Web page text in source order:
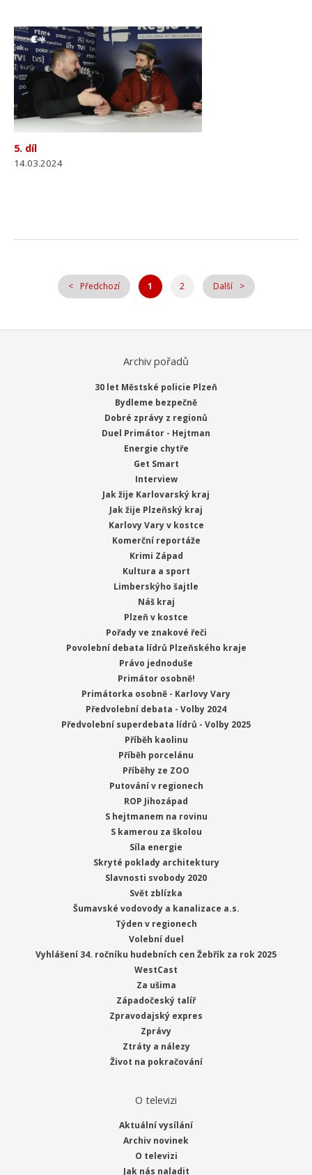
5. díl
14.03.2024
Předchozí 1 2 Další
Archiv pořadů
30 let Městské policie Plzeň
Bydleme bezpečně
Dobré zprávy z regionů
Duel Primátor - Hejtman
Energie chytře
Get Smart
Interview
Jak žije Karlovarský kraj
Jak žije Plzeňský kraj
Karlovy Vary v kostce
Komerční reportáže
Krimi Západ
Kultura a sport
Limberskýho šajtle
Náš kraj
Plzeň v kostce
Pořady ve znakové řeči
Povolební debata lídrů Plzeňského kraje
Právo jednoduše
Primátor osobně!
Primátorka osobně - Karlovy Vary
Předvolební debata - Volby 2024
Předvolební superdebata lídrů - Volby 2025
Příběh kaolinu
Příběh porcelánu
Příběhy ze ZOO
Putování v regionech
ROP Jihozápad
S hejtmanem na rovinu
S kamerou za školou
Síla energie
Skryté poklady architektury
Slavnosti svobody 2020
Svět zblízka
Šumavské vodovody a kanalizace a.s.
Týden v regionech
Volební duel
Vyhlášení 34. ročníku hudebních cen Žebřík za rok 2025
WestCast
Za ušima
Západočeský talíř
Zpravodajský expres
Zprávy
Ztráty a nálezy
Život na pokračování
O televizi
Aktuální vysílání
Archiv novinek
O televizi
Jak nás naladit